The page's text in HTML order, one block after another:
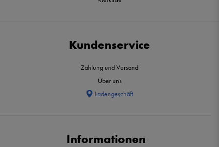
Kundenservice
Zahlung und Versand
Über uns
Ladengeschäft
Informationen